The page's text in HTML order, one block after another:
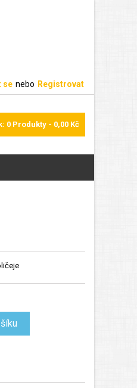
se nebo Registrovat
0 Produkty - 0,00 Kč